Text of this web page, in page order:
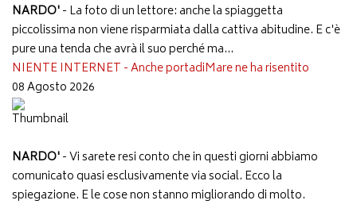
NARDO'- La foto di un lettore: anche la spiaggetta
piccolissima non viene risparmiata dalla cattiva abitudine. E c'è
pure una tenda che avrà il suo perché ma...
NIENTE INTERNET - Anche portadiMare ne ha risentito
08 Agosto 2026
NARDO'- Vi sarete resi conto che in questi giorni abbiamo
comunicato quasi esclusivamente via social. Ecco la
spiegazione. E le cose non stanno migliorando di molto.